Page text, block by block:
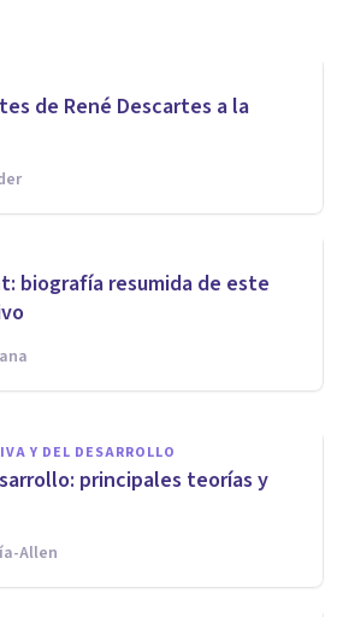
de René Descartes a la
biografía resumida de este
biografía de este
Y DEL DESARROLLO
principales teorías y
Allen